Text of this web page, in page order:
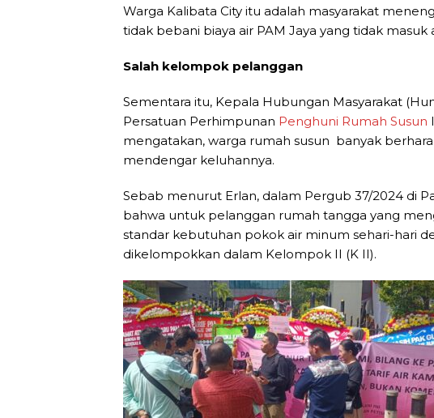
Warga Kalibata City itu adalah masyarakat
tidak bebani biaya air PAM Jaya yang tidak masuk
Salah kelompok pelanggan
Sementara itu, Kepala Hubungan Masyarakat
Persatuan Perhimpunan Penghuni Rumah Susun
mengatakan, warga rumah susun banyak
mendengar keluhannya.
Sebab menurut Erlan, dalam Pergub 37/2024 di
bahwa untuk pelanggan rumah tangga yang
standar kebutuhan pokok air minum sehari-hari
dikelompokkan dalam Kelompok II (K II).